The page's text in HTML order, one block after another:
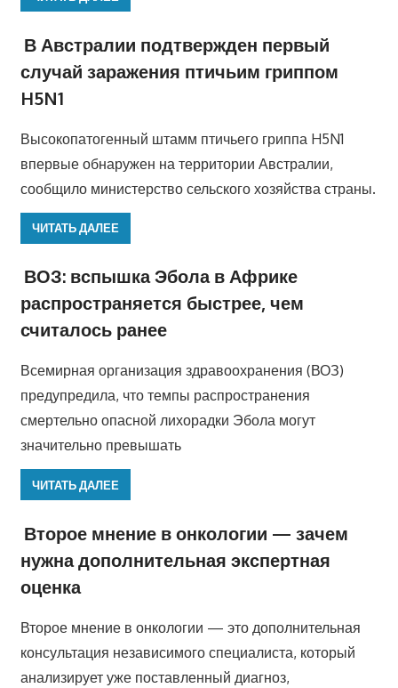
В Австралии подтвержден первый
случай заражения птичьим гриппом
H5N1
Высокопатогенный штамм птичьего гриппа H5N1
впервые обнаружен на территории Австралии,
сообщило министерство сельского хозяйства страны.
ЧИТАТЬ ДАЛЕЕ
ВОЗ: вспышка Эбола в Африке
распространяется быстрее, чем
считалось ранее
Всемирная организация здравоохранения (ВОЗ)
предупредила, что темпы распространения
смертельно опасной лихорадки Эбола могут
значительно превышать
ЧИТАТЬ ДАЛЕЕ
Второе мнение в онкологии — зачем
нужна дополнительная экспертная
оценка
Второе мнение в онкологии — это дополнительная
консультация независимого специалиста, который
анализирует уже поставленный диагноз,